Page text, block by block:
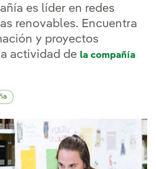
es líder en redes
renovables. Encuentra
y proyectos
actividad de la compañía